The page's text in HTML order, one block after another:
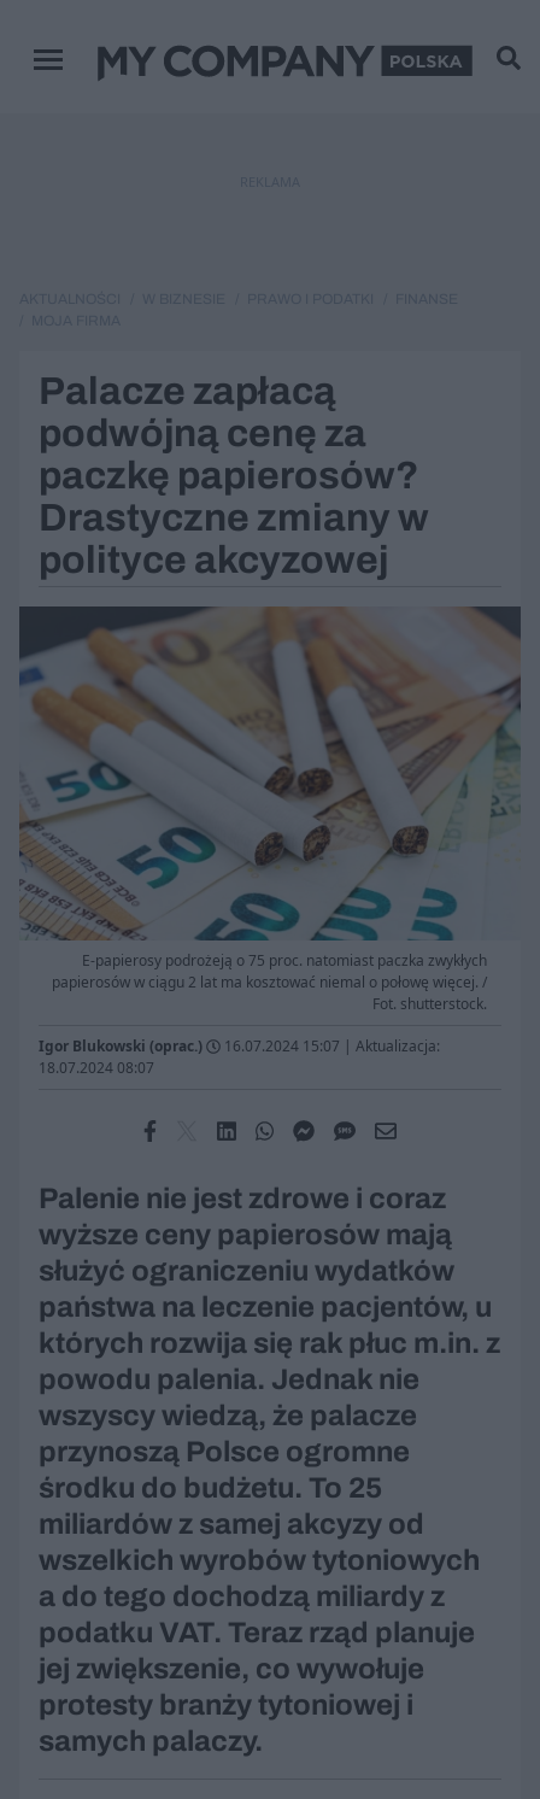
Menu główne
Palacze zapłacą
podwójną cenę za
paczkę papierosów?
Drastyczne zmiany w
polityce akcyzowej
E-papierosy podrożeją o 75 proc. natomiast paczka zwykłych
papierosów w ciągu 2 lat ma kosztować niemal o połowę więcej. /
Fot. shutterstock.
Igor Blukowski (oprac.) 16.07.2024 15:07 | Aktualizacja:
18.07.2024 08:07
Palenie nie jest zdrowe i coraz
wyższe ceny papierosów mają
służyć ograniczeniu wydatków
państwa na leczenie pacjentów, u
których rozwija się rak płuc m.in. z
powodu palenia. Jednak nie
wszyscy wiedzą, że palacze
przynoszą Polsce ogromne
środku do budżetu. To 25
miliardów z samej akcyzy od
wszelkich wyrobów tytoniowych
a do tego dochodzą miliardy z
podatku VAT. Teraz rząd planuje
jej zwiększenie, co wywołuje
protesty branży tytoniowej i
samych palaczy.